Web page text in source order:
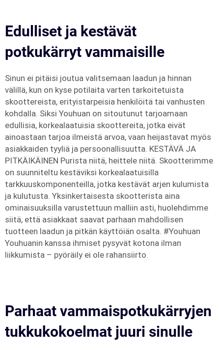
Edulliset ja kestävät
potkukärryt vammaisille
Sinun ei pitäisi joutua valitsemaan laadun ja hinnan
välillä, kun on kyse potilaita varten tarkoitetuista
skoottereista, erityistarpeisia henkilöitä tai vanhusten
kohdalla. Siksi Youhuan on sitoutunut tarjoamaan
edullisia, korkealaatuisia skoottereita, jotka eivät
ainoastaan tarjoa ilmeistä arvoa, vaan heijastavat myös
asiakkaiden tyyliä ja persoonallisuutta. KESTÄVÄ JA
PITKÄIKÄINEN Purista niitä, heittele niitä. Skootterimme
on suunniteltu kestäviksi korkealaatuisilla
tarkkuuskomponenteilla, jotka kestävät arjen kulumista
ja kulutusta. Yksinkertaisesta skootterista aina
ominaisuuksilla varustettuun malliin asti, huolehdimme
siitä, että asiakkaat saavat parhaan mahdollisen
tuotteen laadun ja pitkän käyttöiän osalta. #Youhuan
Youhuanin kanssa ihmiset pysyvät kotona ilman
liikkumista – pyöräily ei ole rahansiirto.
Parhaat vammaispotkukärryjen
tukkukokoelmat juuri sinulle